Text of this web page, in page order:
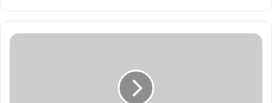
فلسطين